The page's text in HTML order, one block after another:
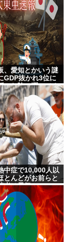
、愛知とかいう謎
GDP抜かれ3位に
のお陰で潤ってる
中症で10,000人以
とんどがお前らと
者は元気